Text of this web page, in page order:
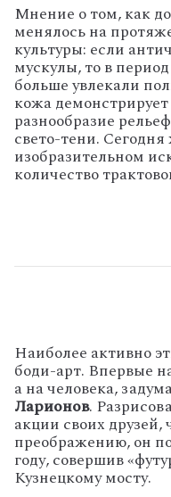
Мнение о том, как
менялось на
культуры: если
мускулы, то в
больше увлекали
кожа
разнообразие
свето-тени.
изобразительном
количество
Наиболее активно
боди-арт. Впервые
а на человека,
Ларионов.
акции своих
преображению, он
году, совершив
Кузнецкому мосту.